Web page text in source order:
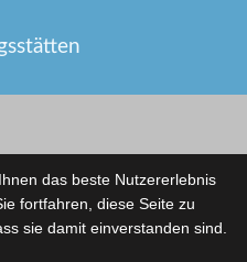
das beste Nutzererlebnis
fortfahren, diese Seite zu
sie damit einverstanden sind.